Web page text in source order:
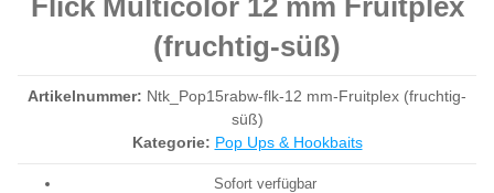
Flick Multicolor 12 mm Fruitplex
(fruchtig-süß)
Artikelnummer: Ntk_Pop15rabw-flk-12 mm-Fruitplex (fruchtig-
süß)
Kategorie: Pop Ups & Hookbaits
Sofort verfügbar